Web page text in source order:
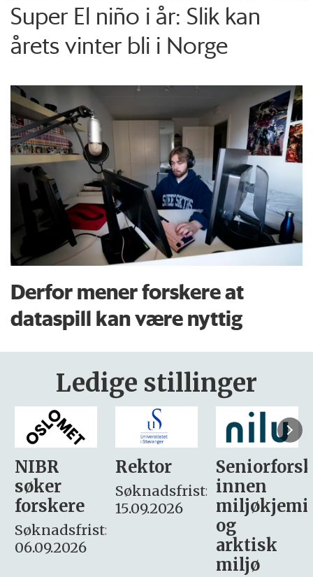
Super El niño i år: Slik kan
årets vinter bli i Norge
Derfor mener forskere at
dataspill kan være nyttig
Ledige stillinger
Rektor
Søknadsfrist:
15.09.2026
Seniorforsker
innen
miljøkjemi
søker
– fast
Søknadsfrist:
16. august.